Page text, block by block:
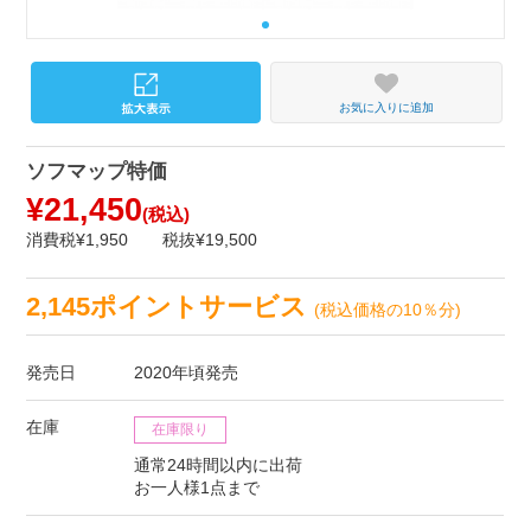
お気に入りに追加
ソフマップ特価
¥21,450(税込)
消費税¥1,950 税抜¥19,500
2,145ポイントサービス(税込価格の10％分)
発売日 2020年頃発売
在庫 在庫限り
通常24時間以内に出荷
お一人様1点まで